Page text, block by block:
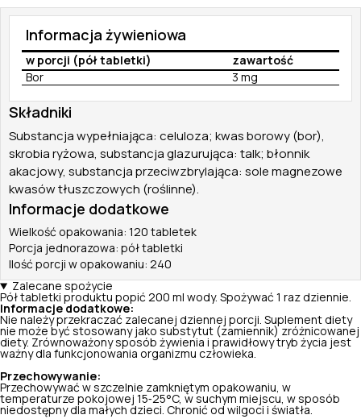
Informacja żywieniowa
w porcji (pół tabletki)
zawartość
Bor
3 mg
Składniki
Substancja wypełniająca: celuloza; kwas borowy (bor),
skrobia ryżowa, substancja glazurująca: talk; błonnik
akacjowy, substancja przeciwzbrylająca: sole magnezowe
kwasów tłuszczowych (roślinne).
Informacje dodatkowe
Wielkość opakowania: 120 tabletek
Porcja jednorazowa: pół tabletki
Ilość porcji w opakowaniu: 240
Zalecane spożycie
Pół tabletki produktu popić 200 ml wody. Spożywać 1 raz dziennie.
Informacje dodatkowe:
Nie należy przekraczać zalecanej dziennej porcji. Suplement diety
nie może być stosowany jako substytut (zamiennik) zróżnicowanej
diety. Zrównoważony sposób żywienia i prawidłowy tryb życia jest
ważny dla funkcjonowania organizmu człowieka.
Przechowywanie:
Przechowywać w szczelnie zamkniętym opakowaniu, w
temperaturze pokojowej 15‑25°C, w suchym miejscu, w sposób
niedostępny dla małych dzieci. Chronić od wilgoci i światła.